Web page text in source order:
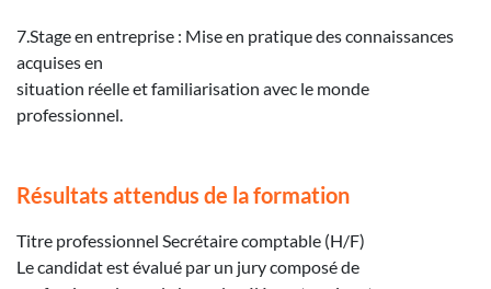
7.Stage en entreprise : Mise en pratique des connaissances
acquises en
situation réelle et familiarisation avec le monde
professionnel.
Résultats attendus de la formation
Titre professionnel Secrétaire comptable (H/F)
Le candidat est évalué par un jury composé de